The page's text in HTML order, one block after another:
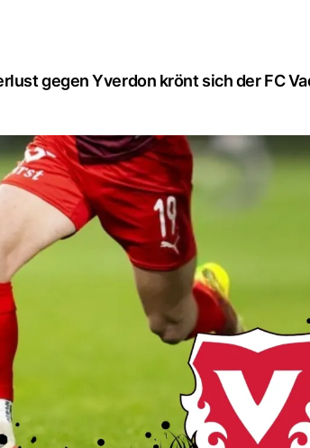
gegen Yverdon krönt sich der FC